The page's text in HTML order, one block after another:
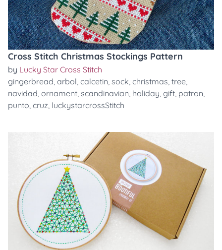
Cross Stitch Christmas Stockings Pattern
by Lucky Star Cross Stitch
gingerbread, arbol, calcetin, sock, christmas, tree,
navidad, ornament, scandinavian, holiday, gift, patron,
punto, cruz, luckystarcrossStitch